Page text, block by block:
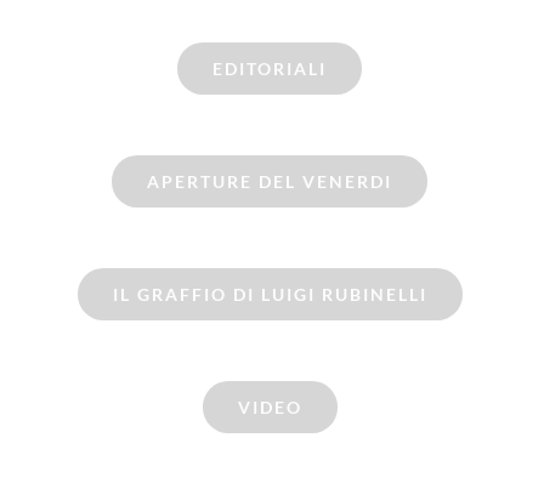
EDITORIALI
APERTURE DEL VENERDI
IL GRAFFIO DI LUIGI RUBINELLI
VIDEO